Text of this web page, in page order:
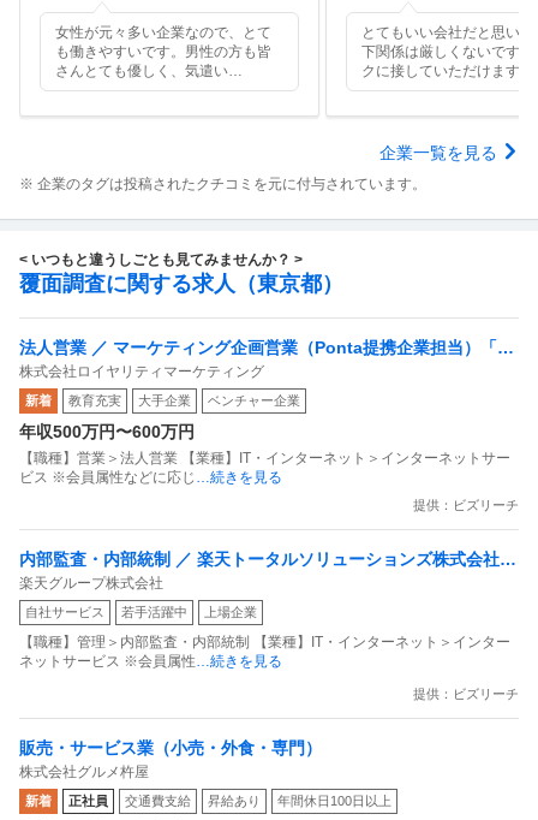
女性が元々多い企業なので、とて
も働きやすいです。男性の方も皆
さんとても優しく、気遣い
とてもいい会社だと思い
下関係は厳しくないです。
クに接していただけます。
企業一覧を見る
※ 企業のタグは投稿されたクチコミを元に付与されています。
< いつもと違うしごとも見てみませんか？ >
覆面調査に関する求人（東京都）
法人営業 ／ マーケティング企画営業（Ponta提携企業担当）「国
内最大級の共通ポイントサービスを展開／無駄のない消費社会を
目指すデータマーケティングカンパニー」
株式会社ロイヤリティマーケティング
新着 教育充実 大手企業 ベンチャー企業
年収500万円〜600万円
【職種】営業＞法人営業 【業種】IT・インターネット＞インターネットサー
ビス ※会員属性などに応じ
…続きを見る
提供：ビズリーチ
内部監査・内部統制 ／ 楽天トータルソリューションズ株式会社
戦略事業コンプライアンス支援部 業務統制支援課：ショップコン
プライアンス推進担当（SBCSD）
楽天グループ株式会社
自社サービス 若手活躍中 上場企業
【職種】管理＞内部監査・内部統制 【業種】IT・インターネット＞インター
ネットサービス ※会員属性 …続きを見る
提供：ビズリーチ
販売・サービス業（小売・外食・専門）
株式会社グルメ杵屋
新着 正社員 交通費支給 昇給あり 年間休日100日以上